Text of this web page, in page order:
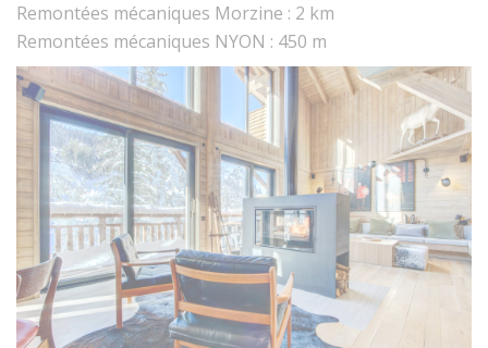
Remontées mécaniques Morzine : 2 km
Remontées mécaniques NYON : 450 m